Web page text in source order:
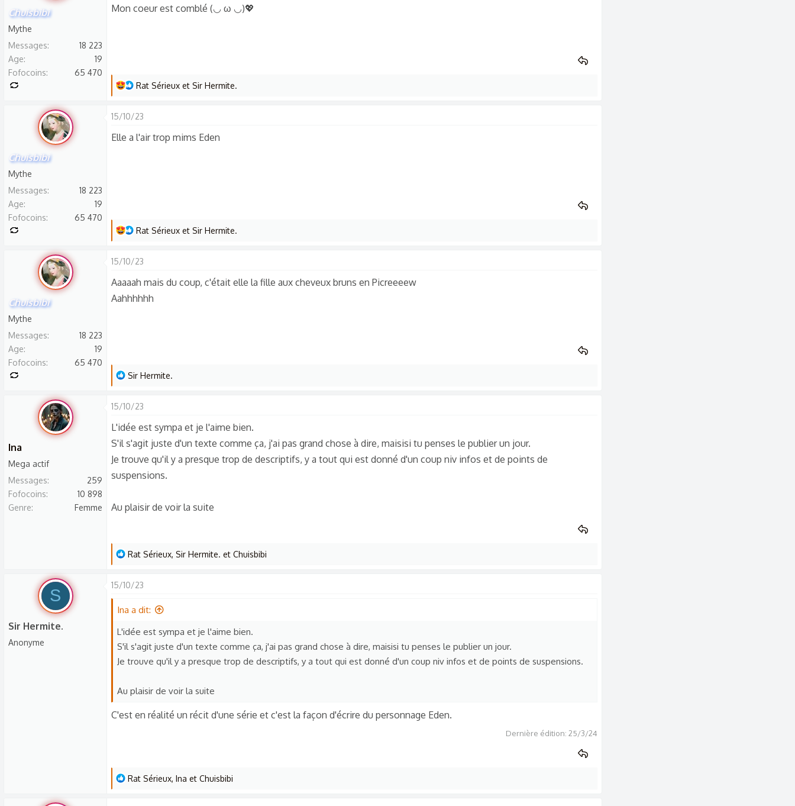
a
s
Chuisbibi
Mythe
Messages
18 223
Age
19
Fofocoins
65 470
Mon coeur est comblé (⁠◡⁠ ⁠ω⁠ ⁠◡⁠)💖
L
s
é
s
Rat Sérieux et Sir Hermite.
Chuisbibi
Mythe
Messages
18 223
Age
19
Fofocoins
65 470
15/10/23
Elle a l'air trop mims Eden
L
s
é
a
s
Rat Sérieux et Sir Hermite.
Chuisbibi
Mythe
Messages
18 223
Age
19
Fofocoins
65 470
15/10/23
Aaaaah mais du coup, c'était elle la fille aux cheveux bruns en Picreeeew
Aahhhhhh
L
s
é
a
c
n
Sir Hermite.
Ina
Mega actif
Messages
259
Fofocoins
10 898
Genre
Femme
15/10/23
L'idée est sympa et je l'aime bien.
S'il s'agit juste d'un texte comme ça, j'ai pas grand chose à dire, maisisi tu penses le publier un jour.
Je trouve qu'il y a presque trop de descriptifs, y a tout qui est donné d'un coup niv infos et de points de
suspensions.
Au plaisir de voir la suite
L
s
é
c
t
i
n
:
Rat Sérieux, Sir Hermite. et Chuisbibi
S
Sir Hermite.
Anonyme
15/10/23
Ina a dit:
L'idée est sympa et je l'aime bien.
S'il s'agit juste d'un texte comme ça, j'ai pas grand chose à dire, maisisi tu penses le publier un jour.
Je trouve qu'il y a presque trop de descriptifs, y a tout qui est donné d'un coup niv infos et de points de suspensions.
Au plaisir de voir la suite
C'est en réalité un récit d'une série et c'est la façon d'écrire du personnage Eden.
Dernière édition: 25/3/24
L
Rat Sérieux, Ina et Chuisbibi